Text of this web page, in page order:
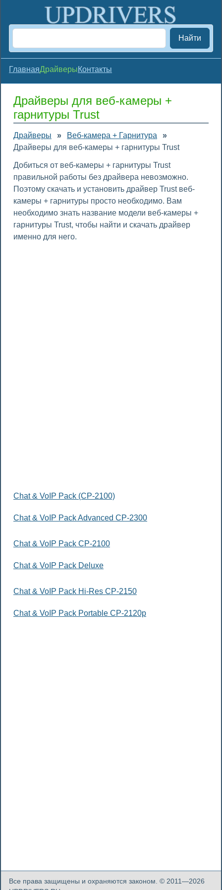
Найти
ГлавнаяДрайверыКонтакты
Драйверы для веб-камеры +
гарнитуры Trust
Драйверы » Веб-камера + Гарнитура
»
Драйверы для веб-камеры + гарнитуры Trust
Добиться от веб-камеры + гарнитуры Trust
правильной работы без драйвера невозможно.
Поэтому скачать и установить драйвер Trust веб-
камеры + гарнитуры просто необходимо. Вам
необходимо знать название модели веб-камеры +
гарнитуры Trust, чтобы найти и скачать драйвер
именно для него.
Chat & VoIP Pack (CP-2100)
Chat & VoIP Pack Advanced CP-2300
Chat & VoIP Pack CP-2100
Chat & VoIP Pack Deluxe
Chat & VoIP Pack Hi-Res CP-2150
Chat & VoIP Pack Portable CP-2120p
Все права защищены и охраняются законом. © 2011—2026